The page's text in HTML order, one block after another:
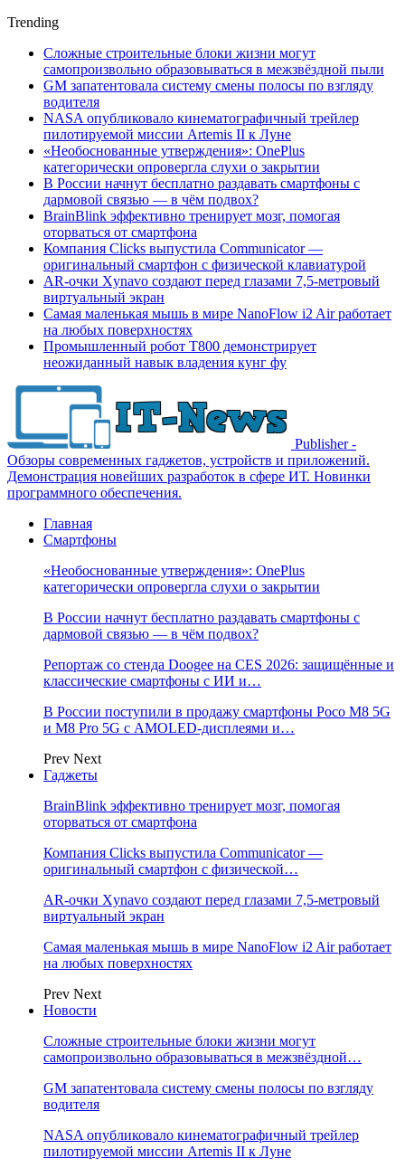
Trending
Сложные строительные блоки жизни могут
самопроизвольно образовываться в межзвёздной пыли
GM запатентовала систему смены полосы по взгляду
водителя
NASA опубликовало кинематографичный трейлер
пилотируемой миссии Artemis II к Луне
«Необоснованные утверждения»: OnePlus
категорически опровергла слухи о закрытии
В России начнут бесплатно раздавать смартфоны с
дармовой связью — в чём подвох?
BrainBlink эффективно тренирует мозг, помогая
оторваться от смартфона
Компания Clicks выпустила Communicator —
оригинальный смартфон с физической клавиатурой
AR-очки Xynavo создают перед глазами 7,5-метровый
виртуальный экран
Самая маленькая мышь в мире NanoFlow i2 Air работает
на любых поверхностях
Промышленный робот Т800 демонстрирует
неожиданный навык владения кунг фу
Publisher -
Обзоры современных гаджетов, устройств и приложений.
Демонстрация новейших разработок в сфере ИТ. Новинки
программного обеспечения.
Главная
Смартфоны
«Необоснованные утверждения»: OnePlus
категорически опровергла слухи о закрытии
В России начнут бесплатно раздавать смартфоны с
дармовой связью — в чём подвох?
Репортаж со стенда Doogee на CES 2026: защищённые и
классические смартфоны с ИИ и…
В России поступили в продажу смартфоны Poco M8 5G
и M8 Pro 5G с AMOLED-дисплеями и…
Prev Next
Гаджеты
BrainBlink эффективно тренирует мозг, помогая
оторваться от смартфона
Компания Clicks выпустила Communicator —
оригинальный смартфон с физической…
AR-очки Xynavo создают перед глазами 7,5-метровый
виртуальный экран
Самая маленькая мышь в мире NanoFlow i2 Air работает
на любых поверхностях
Prev Next
Новости
Сложные строительные блоки жизни могут
самопроизвольно образовываться в межзвёздной…
GM запатентовала систему смены полосы по взгляду
водителя
NASA опубликовало кинематографичный трейлер
пилотируемой миссии Artemis II к Луне